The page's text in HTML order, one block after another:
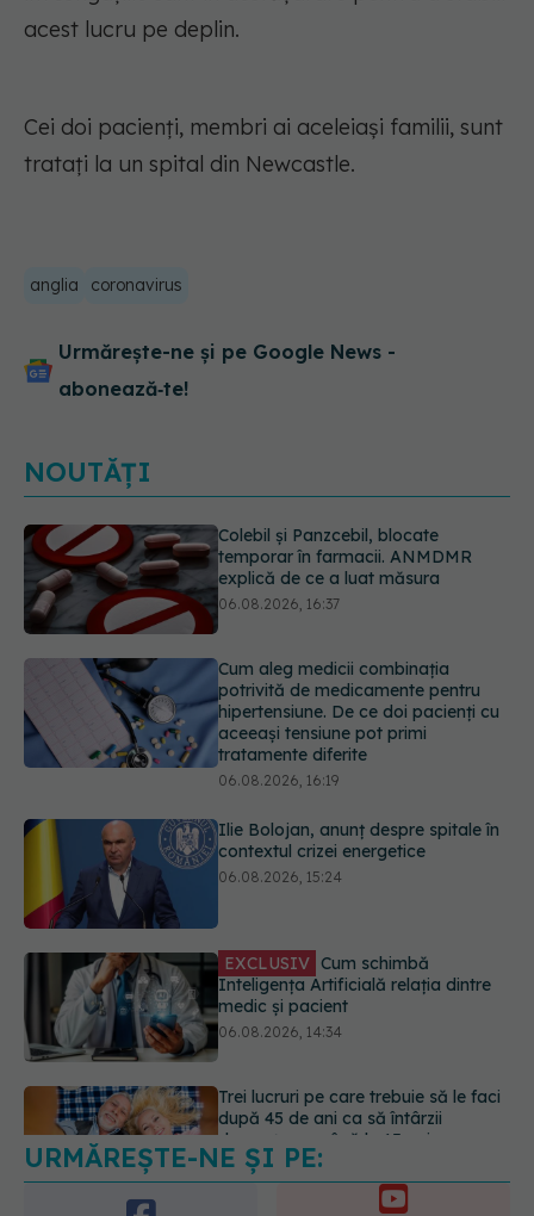
acest lucru pe deplin.
Cei doi pacienți, membri ai aceleiași familii, sunt
tratați la un spital din Newcastle.
anglia coronavirus
Urmărește-ne și pe Google News -
abonează‑te!
NOUTĂȚI
Cum aleg medicii combinația
potrivită de medicamente pentru
hipertensiune. De ce doi pacienți cu
06.08.2026, 16:19
Ilie Bolojan, anunț despre spitale în
contextul crizei energetice
06.08.2026, 15:24
EXCLUSIV Cum schimbă
Inteligența Artificială relația dintre
Trei lucruri pe care trebuie să le faci
după 45 de ani ca să întârzii
demența cu până la 13 ani
Colebil și Panzcebil, blocate
temporar în farmacii. ANMDMR
explică de ce a luat măsura
06.08.2026, 16:37
URMĂREȘTE-NE ȘI PE:
URMĂRITORI 6560
ABONAȚI